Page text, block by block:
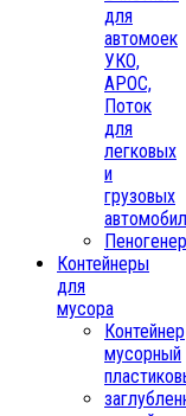
для
автомоек
УКО,
АРОС,
Поток
для
легковых
и
грузовых
Контейнеры
для
мусора
Контейнер
мусорный